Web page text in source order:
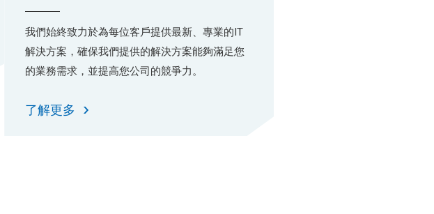
我們始終致力於為每位客戶提供最新、專業的IT
解決方案，確保我們提供的解決方案能夠滿足您
的業務需求，並提高您公司的競爭力。
了解更多